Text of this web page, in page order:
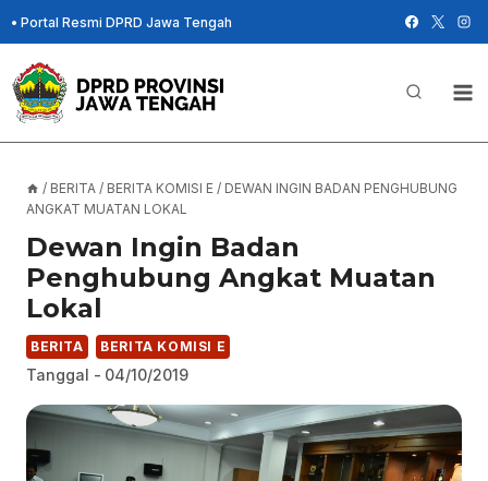
Skip
to
content
• Portal Resmi DPRD Jawa Tengah
/ BERITA / BERITA KOMISI E / DEWAN INGIN BADAN PENGHUBUNG
ANGKAT MUATAN LOKAL
Dewan Ingin Badan
Penghubung Angkat Muatan
Lokal
BERITA BERITA KOMISI E
Tanggal - 04/10/2019